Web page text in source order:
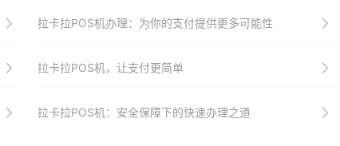
拉卡拉POS机办理：为你的支付提供更多可能性
拉卡拉POS机，让支付更简单
拉卡拉POS机：安全保障下的快速办理之道